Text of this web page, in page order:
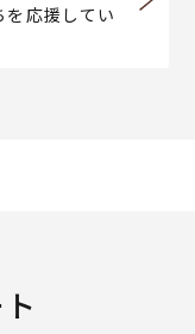
を応援してい